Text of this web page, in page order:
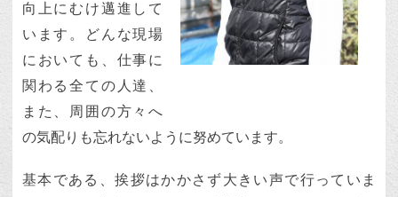
向上にむけ邁進して
います。どんな現場
においても、仕事に
関わる全ての人達、
また、周囲の方々へ
の気配りも忘れないように努めています。
基本である、挨拶はかかさず大きい声で行っていま